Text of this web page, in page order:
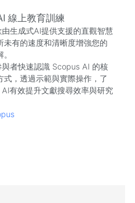
線上教育訓練
生成式AI提供支援的直觀智慧
未有的速度和清晰度增強您的
者快速認識 Scopus AI 的核
式，透過示範與實際操作，了
有效提升文獻搜尋效率與研究